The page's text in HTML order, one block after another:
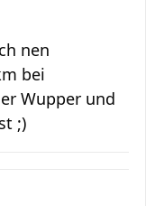
nen
bei
Wupper und
;)